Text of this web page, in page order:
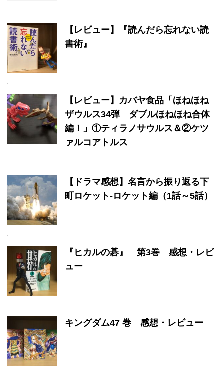
【レビュー】『読んだら忘れない読
書術』
【レビュー】カバヤ食品「ほねほね
ザウルス34弾 ダブルほねほね合体
編！」①ティラノサウルス＆②ケツ
ァルコアトルス
【ドラマ感想】名言から振り返る下
町ロケット-ロケット編（1話～5話）
『ヒカルの碁』 第3巻 感想・レビ
ュー
キングダム47 巻 感想・レビュー